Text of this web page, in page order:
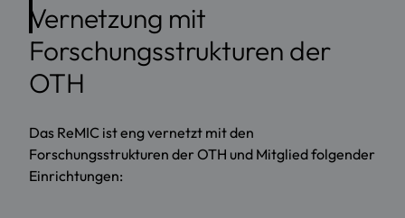
Vernetzung mit
Forschungsstrukturen der
OTH
Das ReMIC ist eng vernetzt mit den
Forschungsstrukturen der OTH und Mitglied folgender
Einrichtungen: